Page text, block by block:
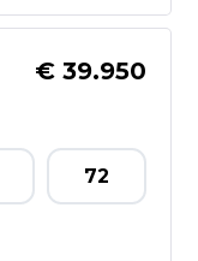
€ 39.950
72